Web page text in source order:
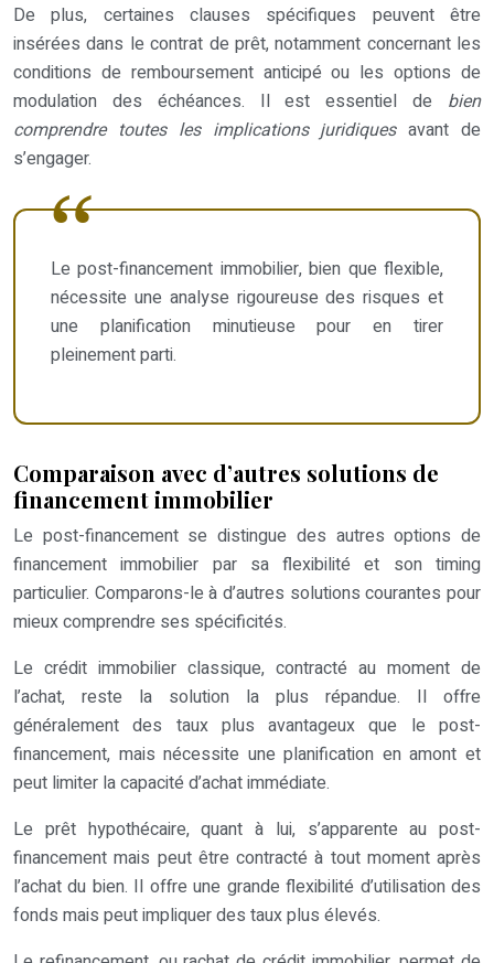
De plus, certaines clauses spécifiques peuvent être
insérées dans le contrat de prêt, notamment concernant les
conditions de remboursement anticipé ou les options de
modulation des échéances. Il est essentiel de bien
comprendre toutes les implications juridiquesavant de
s’engager.
Le post-financement immobilier, bien que flexible,
nécessite une analyse rigoureuse des risques et
une planification minutieuse pour en tirer
pleinement parti.
Comparaison avec d’autres solutions de
financement immobilier
Le post-financement se distingue des autres options de
financement immobilier par sa flexibilité et son timing
particulier. Comparons-le à d’autres solutions courantes pour
mieux comprendre ses spécificités.
Le crédit immobilier classique, contracté au moment de
l’achat, reste la solution la plus répandue. Il offre
généralement des taux plus avantageux que le post-
financement, mais nécessite une planification en amont et
peut limiter la capacité d’achat immédiate.
Le prêt hypothécaire, quant à lui, s’apparente au post-
financement mais peut être contracté à tout moment après
l’achat du bien. Il offre une grande flexibilité d’utilisation des
fonds mais peut impliquer des taux plus élevés.